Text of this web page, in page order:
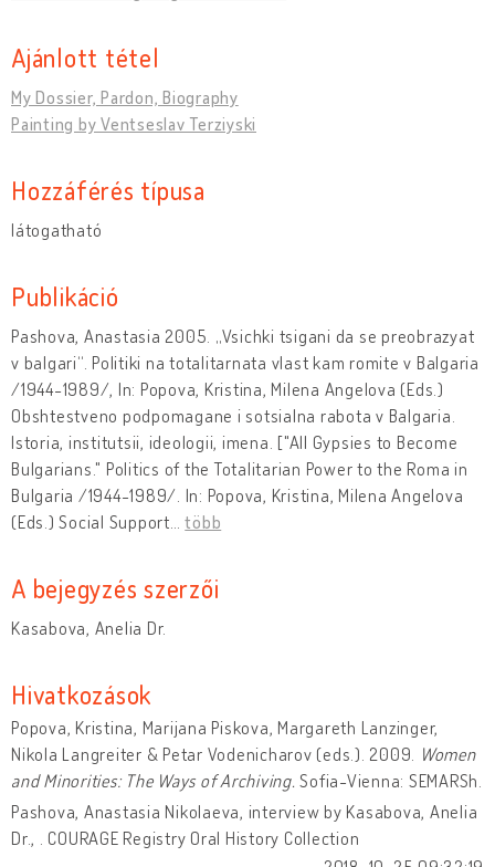
Ajánlott tétel
My Dossier, Pardon, Biography
Painting by Ventseslav Terziyski
Hozzáférés típusa
látogatható
Publikáció
Pashova, Anastasia 2005. „Vsichki tsigani da se preobrazyat
v balgari“. Politiki na totalitarnata vlast kam romite v Balgaria
/1944-1989/, In: Popova, Kristina, Milena Angelova (Eds.)
Obshtestveno podpomagane i sotsialna rabota v Balgaria.
Istoria, institutsii, ideologii, imena. ["All Gypsies to Become
Bulgarians." Politics of the Totalitarian Power to the Roma in
Bulgaria /1944-1989/. In: Popova, Kristina, Milena Angelova
(Eds.) Social Support …több
A bejegyzés szerzői
Kasabova, Anelia Dr.
Hivatkozások
Popova, Kristina, Marijana Piskova, Margareth Lanzinger,
Nikola Langreiter & Petar Vodenicharov (eds.). 2009. Women
and Minorities: The Ways of Archiving.Sofia-Vienna: SEMARSh.
Pashova, Anastasia Nikolaeva, interview by Kasabova, Anelia
Dr., . COURAGE Registry Oral History Collection